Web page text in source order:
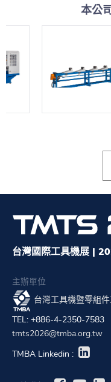
本公
台灣國際工具機展 |
主辦單位
台灣工具機暨零組
TEL: +886-4-2350-7583
tmts2026@tmba.org.tw
TMBA Linkedin :